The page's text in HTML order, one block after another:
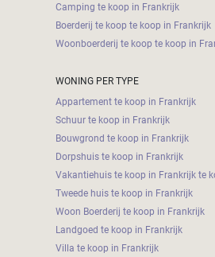
Camping te koop in Frankrijk
Boerderij te koop te koop in Frankrijk
Woonboerderij te koop te koop in
WONING PER TYPE
Appartement te koop in Frankrijk
Schuur te koop in Frankrijk
Bouwgrond te koop in Frankrijk
Dorpshuis te koop in Frankrijk
Vakantiehuis te koop in Frankrijk te
Tweede huis te koop in Frankrijk
Woon Boerderij te koop in Frankrijk
Landgoed te koop in Frankrijk
Villa te koop in Frankrijk